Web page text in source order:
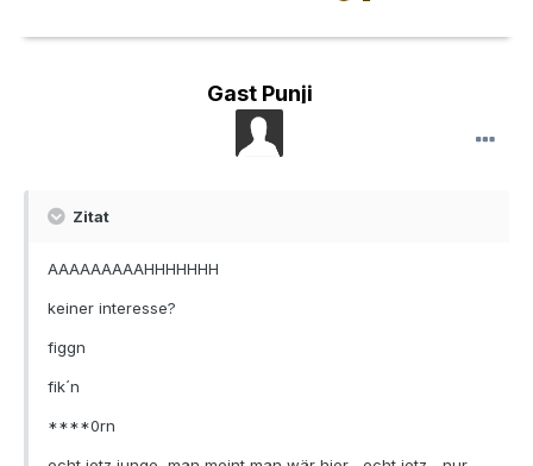
Gast Punji
Zitat
AAAAAAAAAHHHHHHH
keiner interesse?
figgn
fik´n
****0rn